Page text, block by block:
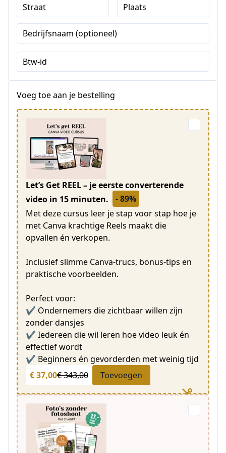
Straat Plaats
Bedrijfsnaam (optioneel)
Btw-id
Voeg toe aan je bestelling
Let’s Get REEL – je eerste converterende
video in 15 minuten.
- 89%
Met deze cursus leer je stap voor stap hoe je
met Canva krachtige Reels maakt die
opvallen én verkopen.
Inclusief slimme Canva-trucs, bonus-tips en
praktische voorbeelden.
Perfect voor:
✔ Ondernemers die zichtbaar willen zijn
zonder dansjes
✔ Iedereen die wil leren hoe video leuk én
effectief wordt
✔ Beginners én gevorderden met weinig tijd
€ 37,00€ 343,00 Toevoegen